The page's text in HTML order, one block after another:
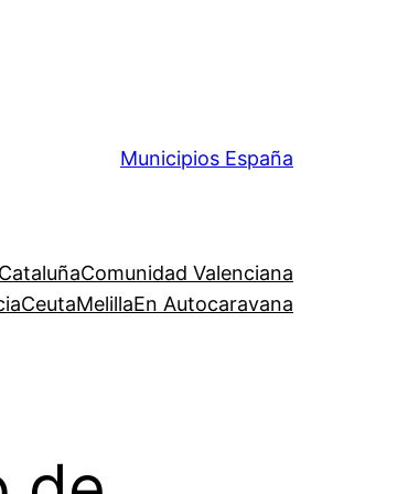
Municipios España
CataluñaComunidad Valenciana
CeutaMelillaEn Autocaravana